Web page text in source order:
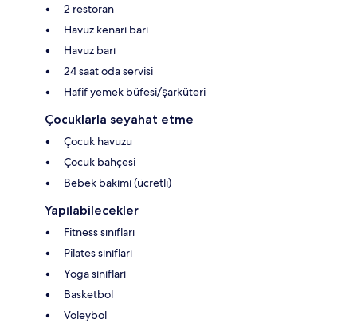
2 restoran
Havuz kenarı barı
Havuz barı
24 saat oda servisi
Hafif yemek büfesi/şarküteri
Çocuklarla seyahat etme
Çocuk havuzu
Çocuk bahçesi
Bebek bakımı (ücretli)
Yapılabilecekler
Fitness sınıfları
Pilates sınıfları
Yoga sınıfları
Basketbol
Voleybol